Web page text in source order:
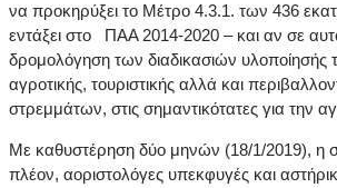
να προκηρύξει το Μέτρο 4.3.1. των 436
εντάξει στο ΠΑΑ 2014-2020 – και αν σε
δρομολόγηση των διαδικασιών υλοποίησής
αγροτικής, τουριστικής αλλά και
στρεμμάτων, στις σημαντικότατες για την
Με καθυστέρηση δύο μηνών (18/1/2019), η
πλέον, αοριστολόγες υπεκφυγές και